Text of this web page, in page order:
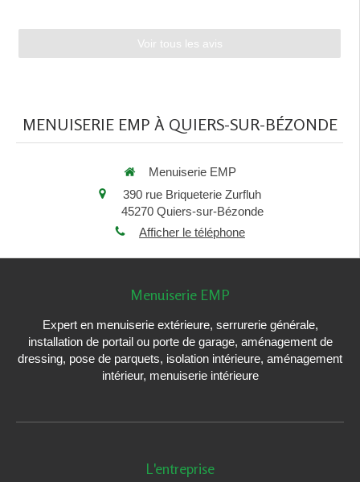
Voir tous les avis
MENUISERIE EMP À QUIERS-SUR-BÉZONDE
Menuiserie EMP
390 rue Briqueterie Zurfluh
45270 Quiers-sur-Bézonde
Afficher le téléphone
Menuiserie EMP
Expert en menuiserie extérieure, serrurerie générale,
installation de portail ou porte de garage, aménagement de
dressing, pose de parquets, isolation intérieure, aménagement
intérieur, menuiserie intérieure
L'entreprise